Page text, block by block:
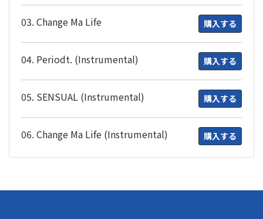
03. Change Ma Life 購入する
04. Periodt. (Instrumental) 購入する
05. SENSUAL (Instrumental) 購入する
06. Change Ma Life (Instrumental) 購入する